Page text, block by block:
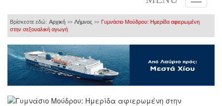
Βρίσκεστε εδώ: Αρχική >> Λήμνος >> Γυμνάσιο Μούδρου: Ημερίδα αφιερωμένη
στην σεξουαλική αγωγή